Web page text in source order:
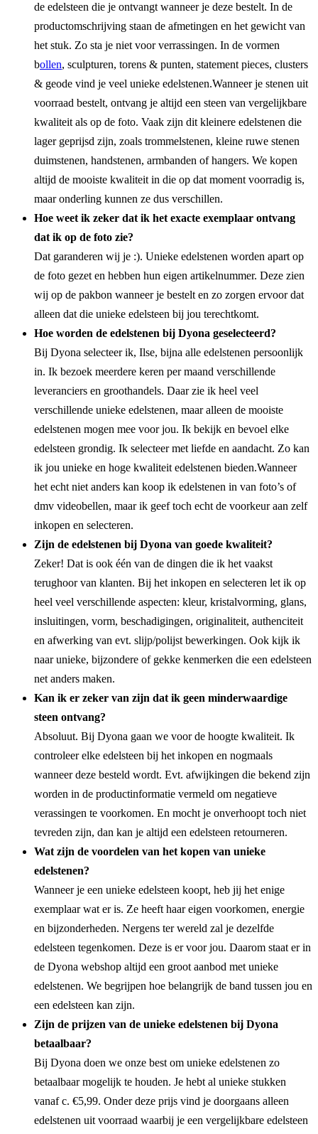
de edelsteen die je ontvangt wanneer je deze bestelt. In de
productomschrijving staan de afmetingen en het gewicht van
het stuk. Zo sta je niet voor verrassingen. In de vormen
bollen, sculpturen, torens & punten, statement pieces, clusters
& geode vind je veel unieke edelstenen.Wanneer je stenen uit
voorraad bestelt, ontvang je altijd een steen van vergelijkbare
kwaliteit als op de foto. Vaak zijn dit kleinere edelstenen die
lager geprijsd zijn, zoals trommelstenen, kleine ruwe stenen
duimstenen, handstenen, armbanden of hangers. We kopen
altijd de mooiste kwaliteit in die op dat moment voorradig is,
maar onderling kunnen ze dus verschillen.
Hoe weet ik zeker dat ik het exacte exemplaar ontvang
dat ik op de foto zie?
Dat garanderen wij je :). Unieke edelstenen worden apart op
de foto gezet en hebben hun eigen artikelnummer. Deze zien
wij op de pakbon wanneer je bestelt en zo zorgen ervoor dat
alleen dat die unieke edelsteen bij jou terechtkomt.
Hoe worden de edelstenen bij Dyona geselecteerd?
Bij Dyona selecteer ik, Ilse, bijna alle edelstenen persoonlijk
in. Ik bezoek meerdere keren per maand verschillende
leveranciers en groothandels. Daar zie ik heel veel
verschillende unieke edelstenen, maar alleen de mooiste
edelstenen mogen mee voor jou. Ik bekijk en bevoel elke
edelsteen grondig. Ik selecteer met liefde en aandacht. Zo kan
ik jou unieke en hoge kwaliteit edelstenen bieden.Wanneer
het echt niet anders kan koop ik edelstenen in van foto’s of
dmv videobellen, maar ik geef toch echt de voorkeur aan zelf
inkopen en selecteren.
Zijn de edelstenen bij Dyona van goede kwaliteit?
Zeker! Dat is ook één van de dingen die ik het vaakst
terughoor van klanten. Bij het inkopen en selecteren let ik op
heel veel verschillende aspecten: kleur, kristalvorming, glans,
insluitingen, vorm, beschadigingen, originaliteit, authenciteit
en afwerking van evt. slijp/polijst bewerkingen. Ook kijk ik
naar unieke, bijzondere of gekke kenmerken die een edelsteen
net anders maken.
Kan ik er zeker van zijn dat ik geen minderwaardige
steen ontvang?
Absoluut. Bij Dyona gaan we voor de hoogte kwaliteit. Ik
controleer elke edelsteen bij het inkopen en nogmaals
wanneer deze besteld wordt. Evt. afwijkingen die bekend zijn
worden in de productinformatie vermeld om negatieve
verassingen te voorkomen. En mocht je onverhoopt toch niet
tevreden zijn, dan kan je altijd een edelsteen retourneren.
Wat zijn de voordelen van het kopen van unieke
edelstenen?
Wanneer je een unieke edelsteen koopt, heb jij het enige
exemplaar wat er is. Ze heeft haar eigen voorkomen, energie
en bijzonderheden. Nergens ter wereld zal je dezelfde
edelsteen tegenkomen. Deze is er voor jou. Daarom staat er in
de Dyona webshop altijd een groot aanbod met unieke
edelstenen. We begrijpen hoe belangrijk de band tussen jou en
een edelsteen kan zijn.
Zijn de prijzen van de unieke edelstenen bij Dyona
betaalbaar?
Bij Dyona doen we onze best om unieke edelstenen zo
betaalbaar mogelijk te houden. Je hebt al unieke stukken
vanaf c. €5,99. Onder deze prijs vind je doorgaans alleen
edelstenen uit voorraad waarbij je een vergelijkbare edelsteen